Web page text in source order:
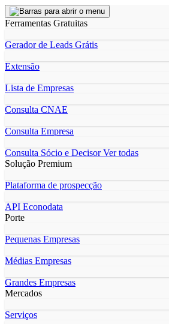
Ferramentas Gratuitas
Gerador de Leads Grátis
Extensão
Lista de Empresas
Consulta CNAE
Consulta Empresa
Consulta Sócio e DecisorVer todas
Solução Premium
Plataforma de prospecção
API Econodata
Porte
Pequenas Empresas
Médias Empresas
Grandes Empresas
Mercados
Serviços